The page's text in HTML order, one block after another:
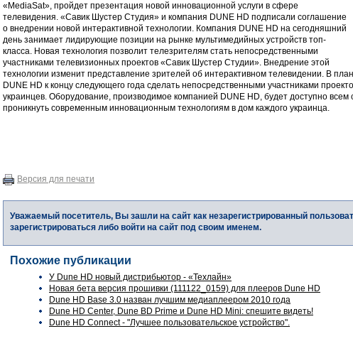
«MediaSat», пройдет презентация новой инновационной услуги в сфере
телевидения. «Савик Шустер Студия» и компания DUNE HD подписали соглашение
о внедрении новой интерактивной технологии. Компания DUNE HD на сегодняшний
день занимает лидирующие позиции на рынке мультимедийных устройств топ-
класса. Новая технология позволит телезрителям стать непосредственными
участниками телевизионных проектов «Савик Шустер Студии». Внедрение этой
технологии изменит представление зрителей об интерактивном телевидении. В
DUNE HD к концу следующего года сделать непосредственными участниками
украинцев. Оборудование, производимое компанией DUNE HD, будет доступно всем
проникнуть современным инновационным технологиям в дом каждого украинца.
Версия для печати
Уважаемый посетитель, Вы зашли на сайт как незарегистрированный
зарегистрироваться либо войти на сайт под своим именем.
Похожие публикации
У Dune HD новый дистрибьютор - «Техлайн»
Новая бета версия прошивки (111122_0159) для плееров Dune HD
Dune HD Base 3.0 назван лучшим медиаплеером 2010 года
Dune HD Center, Dune BD Prime и Dune HD Mini: спешите видеть!
Dune HD Connect - "Лучшее пользовательское устройство".